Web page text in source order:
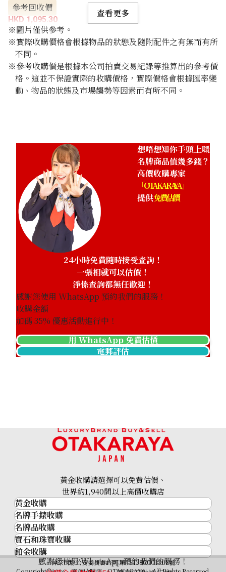
參考回收價
HKD 1,095.30
查看更多
※圖片僅供參考。
※實際收購價格會根據物品的狀態及隨附配件之有無而有所
不同。
※參考收購價是根據本公司拍賣交易紀錄等推算出的參考價
格。這並不保證實際的收購價格，實際價格會根據匯率變
動、物品的狀態及市場趨勢等因素而有所不同。
想唔想知你手頭上嘅
名牌商品值幾多錢？
高價收購專家
「OTAKARAYA」
提供免費估價
24小時免費隨時接受查詢！
一張相就可以估價！
淨係查詢都無任歡迎！
感謝您使用 WhatsApp 預約我們的服務！
收購金額
加碼35% 優惠活動進行中！
用 WhatsApp 免費估價
電郵評估
感謝您使用 WhatsApp 預約我們的服務！
黃金收購請選擇可以免費估價、
世界約1,940間以上高價收購店
黃金收購
黃金･金條
金條
金幣及銀幣
過去十年黃金價格
金飾
名牌手錶收購
名牌手錶收購
勞力士 (Rolex)
Patek Philippe
Audemars Piguet
名牌品收購
名牌品收購
HERMES
LOUIS VUITTON
寶石和珠寶收購
寶石和珠寶
鉑金收購
神奈川縣公安委員會許可 第451380001308號